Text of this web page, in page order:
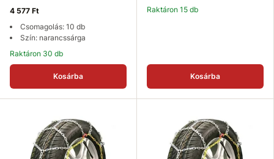
4 577 Ft
Csomagolás: 10 db
Szín: narancssárga
Raktáron 30 db
Kosárba
Raktáron 15 db
Kosárba